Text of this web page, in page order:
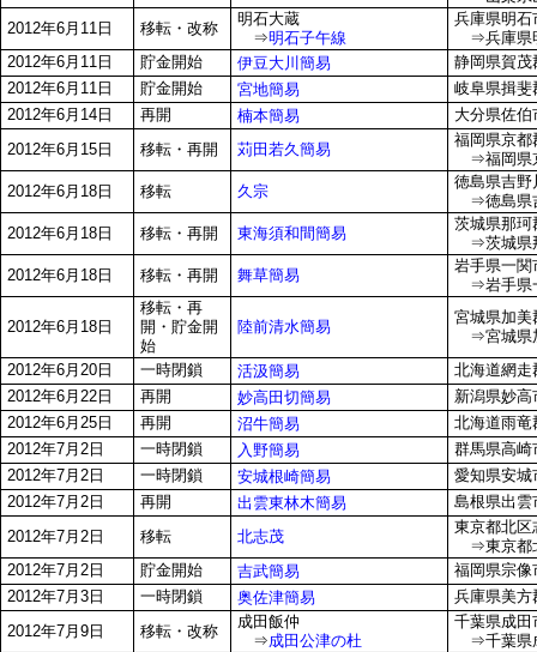
2012年6月11日
移転・改称
明石大蔵
⇒明石子午線
兵庫県明石
⇒兵庫県
2012年6月11日
貯金開始 伊豆大川簡易
静岡県賀茂
2012年6月11日
貯金開始 宮地簡易
岐阜県揖斐
2012年6月14日
再開 楠本簡易
大分県佐伯
2012年6月15日
移転・再開 苅田若久簡易
福岡県京都
⇒福岡県
2012年6月18日
移転 久宗
徳島県吉野
⇒徳島県
2012年6月18日
移転・再開 東海須和間簡易
茨城県那珂
⇒茨城県
2012年6月18日
移転・再開 舞草簡易
岩手県一関
⇒岩手県
2012年6月18日
移転・再
開・貯金開
始
陸前清水簡易
宮城県加美
⇒宮城県
2012年6月20日
一時閉鎖 活汲簡易
北海道網走
2012年6月22日
再開 妙高田切簡易
新潟県妙高
2012年6月25日
再開 沼牛簡易
北海道雨竜
2012年7月2日
一時閉鎖 入野簡易
群馬県高崎
2012年7月2日
一時閉鎖 安城根崎簡易
愛知県安城
2012年7月2日
再開 出雲東林木簡易
島根県出雲
2012年7月2日
移転 北志茂
東京都北区
⇒東京都
2012年7月2日
貯金開始 吉武簡易
福岡県宗像
2012年7月3日
一時閉鎖 奥佐津簡易
兵庫県美方
2012年7月9日
移転・改称
成田飯仲
⇒成田公津の杜
千葉県成田
⇒千葉県